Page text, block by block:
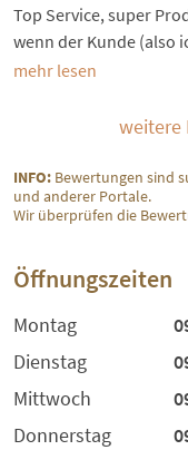
Top Service, super
wenn der Kunde (also
mehr lesen
weitere
INFO: Bewertungen sind
und anderer Portale.
Wir überprüfen die
Öffnungszeiten
Montag
Dienstag
Mittwoch
Donnerstag